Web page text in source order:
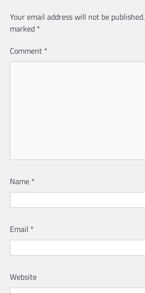
Your email address will not be published.
marked *
Comment *
Name *
Email *
Website